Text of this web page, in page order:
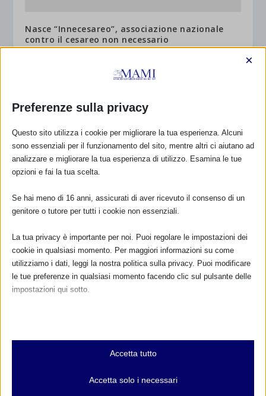
Nasce “Innecesareo”, associazione nazionale
contro il cesareo non necessario
RISPONDI
Preferenze sulla privacy
×
Questo sito utilizza i cookie per migliorare la tua esperienza. Alcuni
sono essenziali per il funzionamento del sito, mentre altri ci aiutano ad
analizzare e migliorare la tua esperienza di utilizzo. Esamina le tue
opzioni e fai la tua scelta.
Se hai meno di 16 anni, assicurati di aver ricevuto il consenso di un
genitore o tutore per tutti i cookie non essenziali.
La tua privacy è importante per noi. Puoi regolare le impostazioni dei
cookie in qualsiasi momento. Per maggiori informazioni su come
utilizziamo i dati, leggi la nostra politica sulla privacy. Puoi modificare
le tue preferenze in qualsiasi momento facendo clic sul pulsante delle
impostazioni qui sotto.
Essenziali
I cookie e i servizi essenziali abilitano le funzioni di base e sono
e servizi non richiedono il consenso dell'utente secondo il GDPR.
Accetta tutto
Accetta solo i necessari